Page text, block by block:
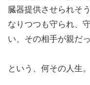
臓器提供させられそ
なりつつも守られ、
い、その相手が親だ
という、何その人生。